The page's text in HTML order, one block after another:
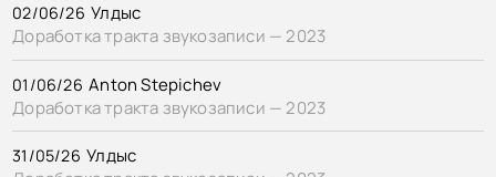
02/06/26 Улдыс
Доработка тракта звукозаписи — 2023
01/06/26 Anton Stepichev
Доработка тракта звукозаписи — 2023
31/05/26 Улдыс